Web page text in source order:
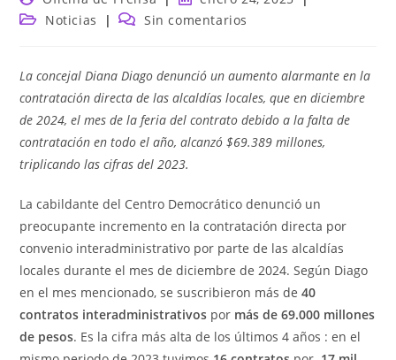
de
de
Categoría
entrada:
Noticias
Comentarios
entrada:
Sin comentarios
La concejal Diana Diago denunció un aumento alarmante en la
contratación directa de las alcaldías locales, que en diciembre
de 2024, el mes de la feria del contrato debido a la falta de
contratación en todo el año, alcanzó $69.389 millones,
triplicando las cifras del 2023.
La cabildante del Centro Democrático denunció un
preocupante incremento en la contratación directa por
convenio interadministrativo por parte de las alcaldías
locales durante el mes de diciembre de 2024. Según Diago
en el mes mencionado, se suscribieron más de 40
contratos interadministrativos por más de 69.000 millones
de pesos. Es la cifra más alta de los últimos 4 años : en el